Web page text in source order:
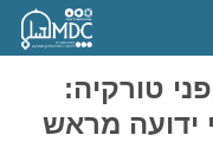
טורקיה:
ידועה מראש